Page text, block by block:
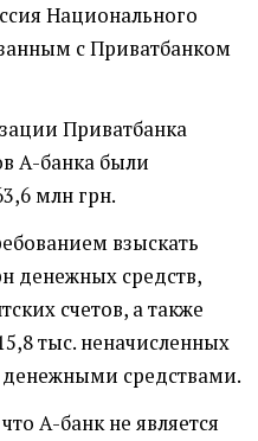
Национального
с Приватбанком
Приватбанка
А-банка были
млн грн.
взыскать
денежных средств,
счетов, а также
тыс. неначисленных
денежными средствами.
А-банк не является